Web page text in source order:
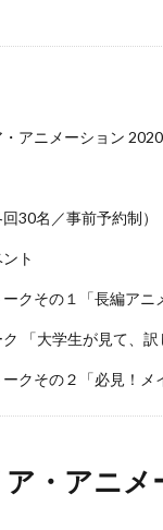
アニメーション
30名／事前予約制）
ト
クその１「長編アニ
「大学生が見て、訳
クその２「必見！メ
・アニ